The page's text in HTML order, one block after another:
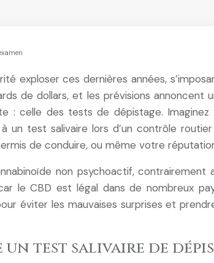
exploser ces dernières années,
de dollars, et les prévisions
: celle des tests de dépistage.
un test salivaire lors d’un contrôle
de conduire, ou même votre
non psychoactif,
le CBD est légal dans de nombreux
éviter les mauvaises surprises et
test salivaire de